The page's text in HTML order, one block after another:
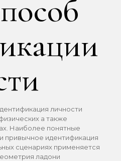
личности
а также
Наиболее понятные
привычное идентификация
сценариях применяется
ладони